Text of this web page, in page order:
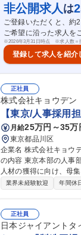
ート職】実習生事業の
非公開求人 は
ご登録いただくと、約
ご希望に沿った求人を
※2026年3月31日時点 ※求人数＝
登録して求人を紹介
正社員
株式会社キョウデン
【東京/人事採用
月給25万円～35万
東京都品川区
企業名 株式会社キョウデン 求人名 【東京/人事採用担当】第二新卒歓迎！年間休日125日・フレ
の内容 東京本部の人事
人材の獲得に向け、母
す。 【入社後の流れ】まずは先輩社員のOJTで採用の基礎から学びます。 【働き方】フレックス勤務を活用し、
創る人材採用を通じて、組織の成長に
歓迎！年間休日125日
業界未経験歓迎 年間休
正社員
日本ジャイアントタ